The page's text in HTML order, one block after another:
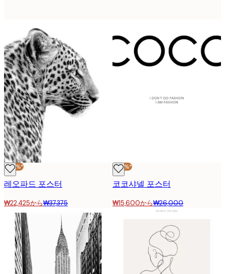
-40%*
레오파드 포스터
₩22,425から₩37,375
-40%*
코코샤넬 포스터
₩15,600から₩26,000